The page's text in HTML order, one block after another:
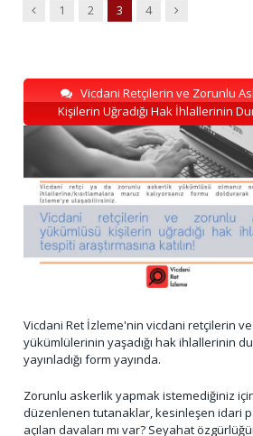
Previous
1 2 3 4 Next
Vicdani Retçilerin ve Zorunlu
Kişilerin Uğradığı Hak İhlallerinin
Vicdani Ret İzleme'nin vicdani retçilerin
yükümlülerinin yaşadığı hak ihlallerinin
yayınladığı form yayında.
Zorunlu askerlik yapmak istemediğiniz
düzenlenen tutanaklar, kesinleşen idari
açılan davaları mı var? Seyahat